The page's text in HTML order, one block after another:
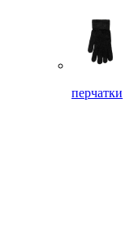
перчатки